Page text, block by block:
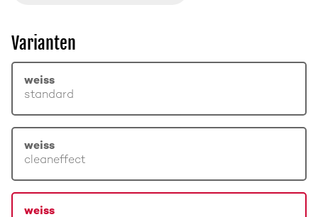
Varianten
weiss
standard
weiss
cleaneffect
weiss